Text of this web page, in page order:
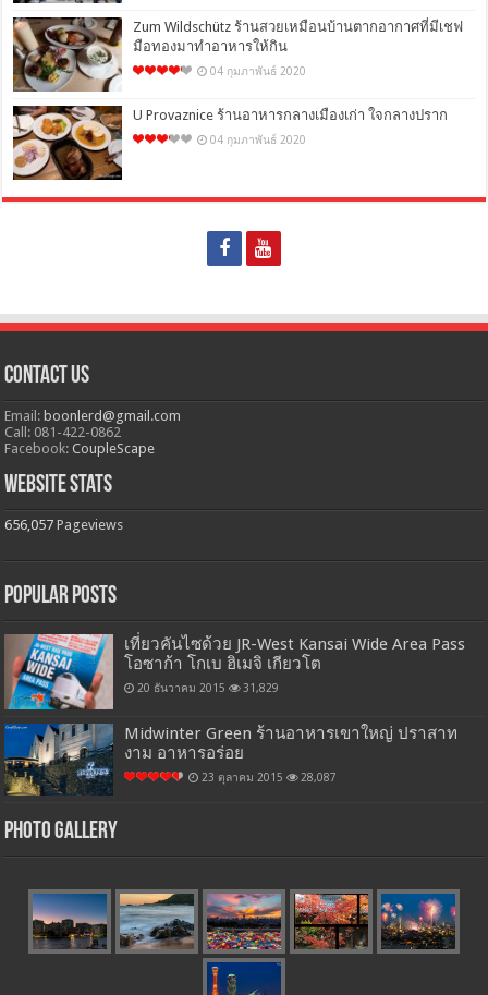
Zum Wildschütz ร้านสวยเหมือนบ้านตากอากาศที่มีเชฟ
มือทองมาทำอาหารให้กิน
04 กุมภาพันธ์ 2020
U Provaznice ร้านอาหารกลางเมืองเก่า ใจกลางปราก
04 กุมภาพันธ์ 2020
Contact Us
Email: boonlerd@gmail.com
Call: 081-422-0862
Facebook:CoupleScape
Website Stats
656,057 Pageviews
Popular Posts
เที่ยวคันไซด้วย JR-West Kansai Wide Area Pass
โอซาก้า โกเบ ฮิเมจิ เกียวโต
20 ธันวาคม 2015 31,829
Midwinter Green ร้านอาหารเขาใหญ่ ปราสาท
งาม อาหารอร่อย
23 ตุลาคม 2015 28,087
Photo Gallery